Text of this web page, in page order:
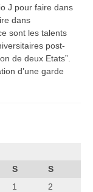
J pour faire dans
dans
sont les talents
post-
de deux Etats”.
d’une garde
S
S
1
2